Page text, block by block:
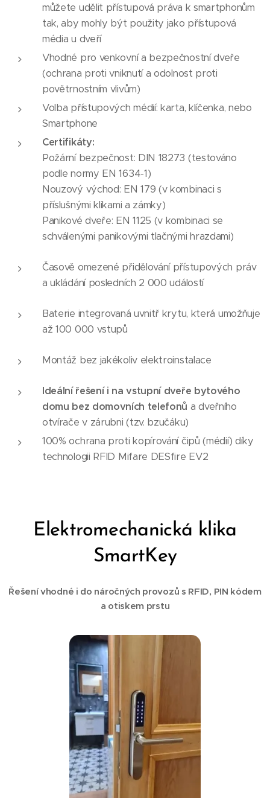
můžete udělit přístupová práva k smartphonům
tak, aby mohly být použity jako přístupová
média u dveří
Vhodné pro venkovní a bezpečnostní dveře
(ochrana proti vniknutí a odolnost proti
povětrnostním vlivům)
Volba přístupových médií: karta, klíčenka, nebo
Smartphone
Certifikáty:
Požární bezpečnost: DIN 18273 (testováno
podle normy EN 1634-1)
Nouzový východ: EN 179 (v kombinaci s
příslušnými klikami a zámky)
Panikové dveře: EN 1125 (v kombinaci se
schválenými panikovými tlačnými hrazdami)
Časově omezené přidělování přístupových práv
a ukládání posledních 2 000 událostí
Baterie integrovaná uvnitř krytu, která umožňuje
až 100 000 vstupů
Montáž bez jakékoliv elektroinstalace
Ideální řešení i na vstupní dveře bytového
domu bez domovních telefonů a dveřního
otvírače v zárubni (tzv. bzučáku)
100% ochrana proti kopírování čipů (médií) díky
technologii RFID Mifare DESfire EV2
Elektromechanická klika
SmartKey
Řešení vhodné i do náročných provozů s RFID, PIN kódem
a otiskem prstu